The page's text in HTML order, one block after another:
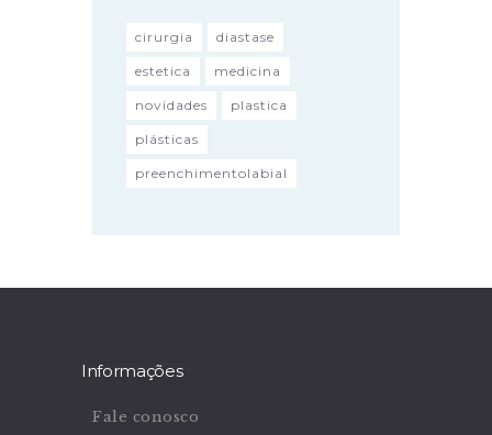
cirurgia diastase
estetica medicina
novidades plastica
plásticas
preenchimentolabial
Informações
Fale conosco